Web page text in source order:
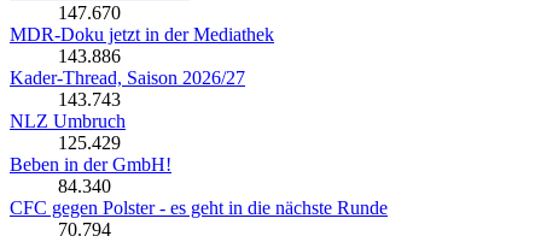
147.670
MDR-Doku jetzt in der Mediathek
143.886
Kader-Thread, Saison 2026/27
143.743
NLZ Umbruch
125.429
Beben in der GmbH!
84.340
CFC gegen Polster - es geht in die nächste Runde
70.794